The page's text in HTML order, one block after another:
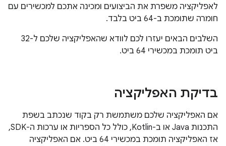
לאפליקציה משפרת את הביצועים ומכינה אתכם למכשירים עם
חומרה שתומכת ב-64 ביט בלבד.
השלבים הבאים יעזרו לכם לוודא שהאפליקציה שלכם ל-32
ביט תומכת במכשירי 64 ביט.
בדיקת האפליקציה
אם האפליקציה שלכם משתמשת רק בקוד שנכתב בשפת
התכנות Java או ב-Kotlin, כולל כל הספריות או ערכות ה-SDK,
אז האפליקציה תומכת במכשירי 64 ביט. אם האפליקציה